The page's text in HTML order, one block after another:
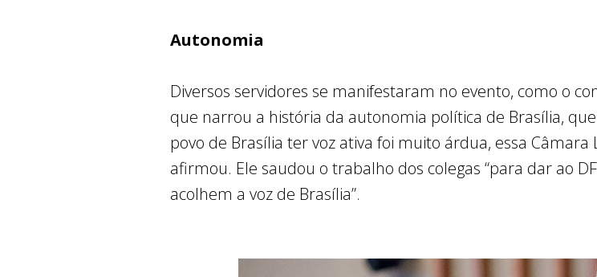
Autonomia
Diversos servidores se manifestaram no evento, como o
que narrou a história da autonomia política de Brasília,
povo de Brasília ter voz ativa foi muito árdua, essa
afirmou. Ele saudou o trabalho dos colegas “para dar ao
acolhem a voz de Brasília”.